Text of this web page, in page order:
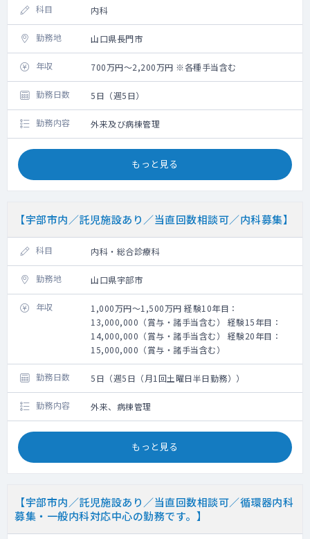
科目 内科
勤務地 山口県長門市
年収 700万円～2,200万円 ※各種手当含む
勤務日数 5日（週5日）
勤務内容 外来及び病棟管理
もっと見る
【宇部市内／託児施設あり／当直回数相談可／内科募集】
科目 内科・総合診療科
勤務地 山口県宇部市
年収
1,000万円～1,500万円 経験10年目：
13,000,000（賞与・諸手当含む） 経験15年目：
14,000,000（賞与・諸手当含む） 経験20年目：
15,000,000（賞与・諸手当含む）
勤務日数 5日（週5日（月1回土曜日半日勤務））
勤務内容 外来、病棟管理
もっと見る
【宇部市内／託児施設あり／当直回数相談可／循環器内科
募集・一般内科対応中心の勤務です。】